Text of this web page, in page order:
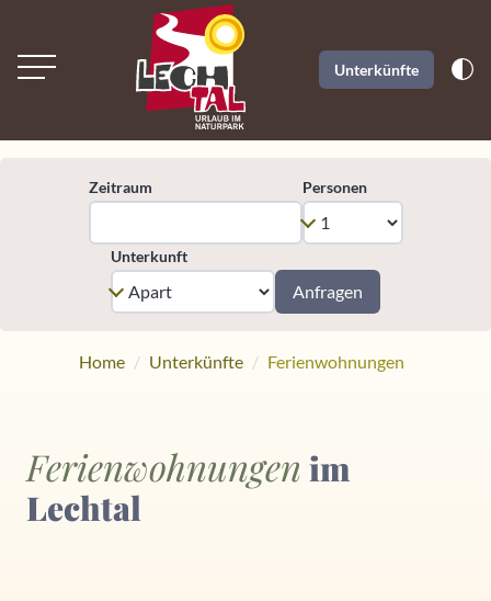
Unterkünfte
Zeitraum Personen
Unterkunft
Anfragen
Home Unterkünfte Ferienwohnungen
Ferienwohnungen im
Lechtal